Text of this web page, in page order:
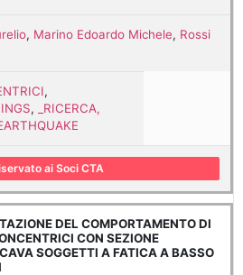
, Marino Edoardo Michele, Rossi
,
,
_RICERCA,
ai Soci CTA
DEL COMPORTAMENTO DI
CON SEZIONE
SOGGETTI A FATICA A BASSO